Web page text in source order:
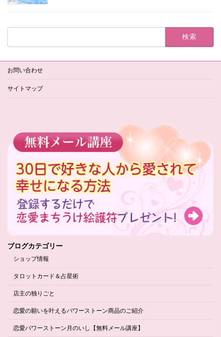
検
お問い合わせ
サイトマップ
ブログカテゴリー
ショップ情報
タロットカード＆占星術
店主の独りごと
恋愛の願いを叶えるパワーストーン商品のご紹介
恋愛パワーストーン月のいし【無料メール講座】